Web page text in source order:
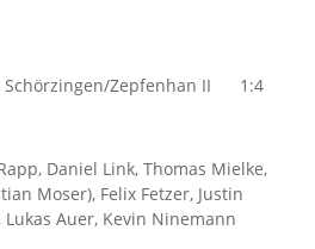
Schörzingen/Zepfenhan II 1:4
Daniel Link, Thomas Mielke,
Moser), Felix Fetzer, Justin
Auer, Kevin Ninemann